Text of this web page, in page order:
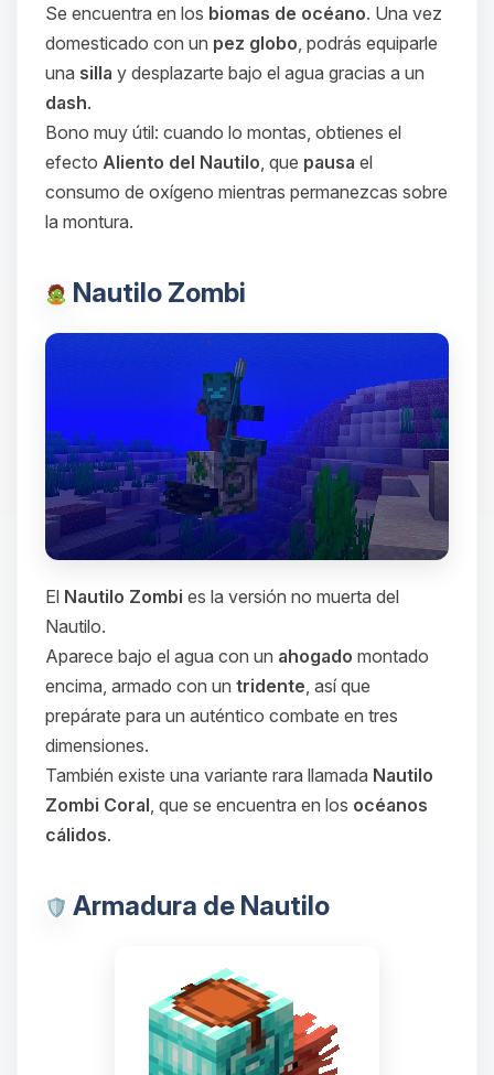
Se encuentra en los biomas de océano. Una vez
domesticado con un pez globo , podrás equiparle
una silla y desplazarte bajo el agua gracias a un
dash.
Bono muy útil: cuando lo montas, obtienes el
efecto Aliento del Nautilo , que pausa el
consumo de oxígeno mientras permanezcas sobre
la montura.
Nautilo Zombi
El Nautilo Zombi es la versión no muerta del
Nautilo.
Aparece bajo el agua con un ahogado montado
encima, armado con un tridente , así que
prepárate para un auténtico combate en tres
dimensiones.
También existe una variante rara llamada Nautilo
Zombi Coral , que se encuentra en los océanos
cálidos.
Armadura de Nautilo